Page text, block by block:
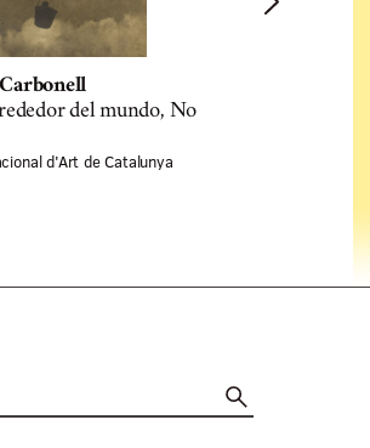
del mundo, No
d'Art de Catalunya